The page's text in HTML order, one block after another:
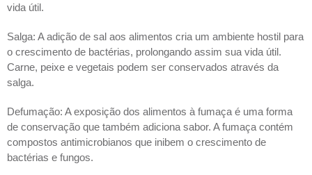
vida útil.
Salga: A adição de sal aos alimentos cria um ambiente hostil para
o crescimento de bactérias, prolongando assim sua vida útil.
Carne, peixe e vegetais podem ser conservados através da
salga.
Defumação: A exposição dos alimentos à fumaça é uma forma
de conservação que também adiciona sabor. A fumaça contém
compostos antimicrobianos que inibem o crescimento de
bactérias e fungos.